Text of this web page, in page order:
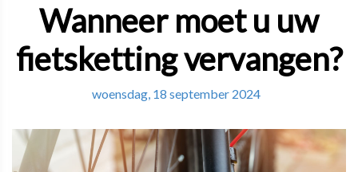
Wanneer moet u uw
fietsketting vervangen?
woensdag, 18 september 2024